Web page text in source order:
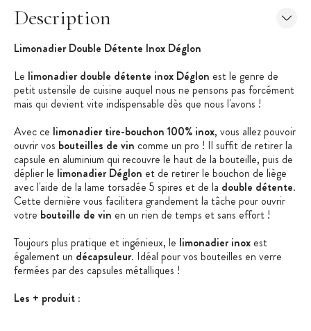
Description
Limonadier Double Détente Inox Déglon
Le limonadier double détente inox Déglon est le genre de
petit ustensile de cuisine auquel nous ne pensons pas forcément
mais qui devient vite indispensable dès que nous l'avons !
Avec ce limonadier tire-bouchon 100% inox, vous allez pouvoir
ouvrir vos bouteilles de vin comme un pro ! Il suffit de retirer la
capsule en aluminium qui recouvre le haut de la bouteille, puis de
déplier le limonadier Déglon et de retirer le bouchon de liège
avec l'aide de la lame torsadée 5 spires et de la double détente.
Cette dernière vous facilitera grandement la tâche pour ouvrir
votre bouteille de vin en un rien de temps et sans effort !
Toujours plus pratique et ingénieux, le limonadier inox est
également un décapsuleur. Idéal pour vos bouteilles en verre
fermées par des capsules métalliques !
Les + produit :